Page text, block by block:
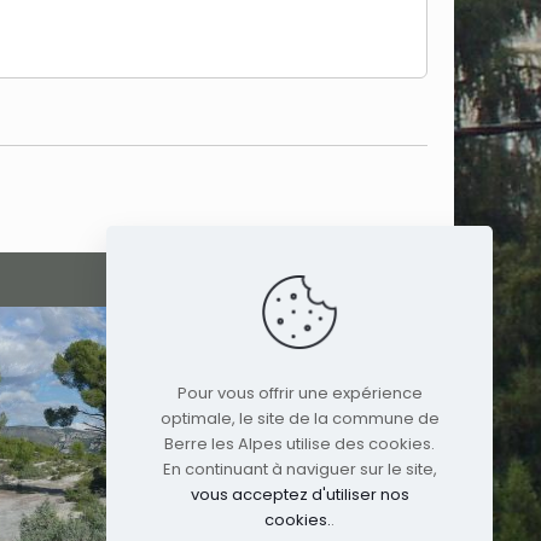
Pour vous offrir une expérience
optimale, le site de la commune de
Berre les Alpes utilise des cookies.
En continuant à naviguer sur le site,
vous acceptez d'utiliser nos
cookies..